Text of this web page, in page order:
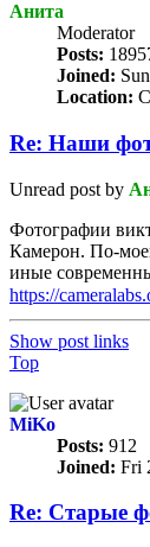
Анита
Мoderator
Posts:
Joined:
Location:
Re: Наши
Unread post by
Фотографии
Камерон. По-
иные
https://
Show post links
Top
MiKo
Posts: 912
Joined: Fri
Re: Старые